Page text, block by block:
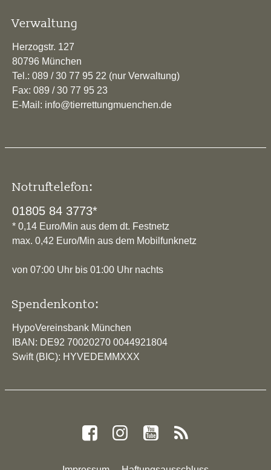
Verwaltung
Herzogstr. 127
80796 München
Tel.: 089 / 30 77 95 22 (nur Verwaltung)
Fax: 089 / 30 77 95 23
E-Mail: info@tierrettungmuenchen.de
Notruftelefon:
01805 84 3773*
* 0,14 Euro/Min aus dem dt. Festnetz
max. 0,42 Euro/Min aus dem Mobilfunknetz
von 07:00 Uhr bis 01:00 Uhr nachts
Spendenkonto:
HypoVereinsbank München
IBAN: DE92 70020270 0044921804
Swift (BIC): HYVEDEMMXXX